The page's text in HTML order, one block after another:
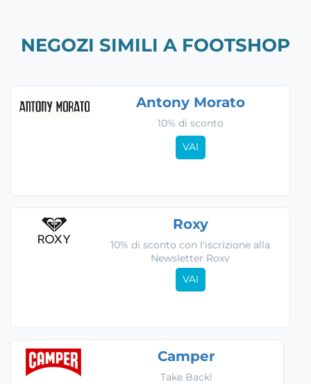
NEGOZI SIMILI A FOOTSHOP
Antony Morato
10% di sconto
VAI
Roxy
10% di sconto con l'iscrizione alla
Newsletter Roxy
VAI
Camper
Take Back!